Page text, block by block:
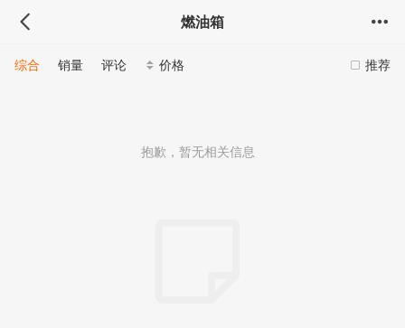
燃油箱
推荐
综合 销量 评论 价格
抱歉，暂无相关信息